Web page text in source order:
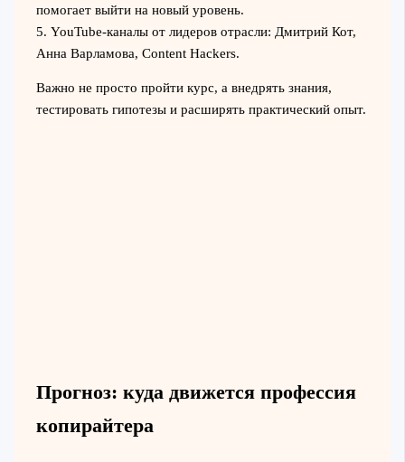
помогает выйти на новый уровень.
5. YouTube-каналы от лидеров отрасли: Дмитрий Кот,
Анна Варламова, Content Hackers.
Важно не просто пройти курс, а внедрять знания,
тестировать гипотезы и расширять практический опыт.
Прогноз: куда движется профессия
копирайтера